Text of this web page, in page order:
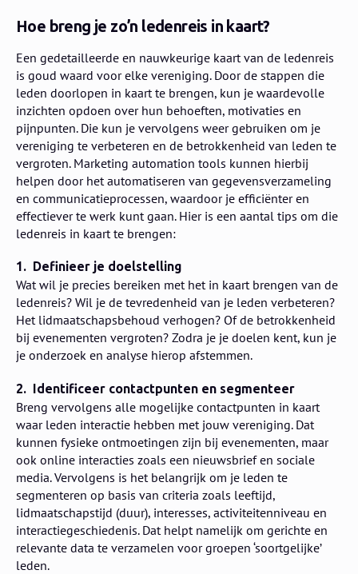
Hoe breng je zo’n ledenreis in kaart?
Een gedetailleerde en nauwkeurige kaart van de ledenreis
is goud waard voor elke vereniging. Door de stappen die
leden doorlopen in kaart te brengen, kun je waardevolle
inzichten opdoen over hun behoeften, motivaties en
pijnpunten. Die kun je vervolgens weer gebruiken om je
vereniging te verbeteren en de betrokkenheid van leden te
vergroten. Marketing automation tools kunnen hierbij
helpen door het automatiseren van gegevensverzameling
en communicatieprocessen, waardoor je efficiënter en
effectiever te werk kunt gaan. Hier is een aantal tips om die
ledenreis in kaart te brengen:
1. Definieer je doelstelling
Wat wil je precies bereiken met het in kaart brengen van de
ledenreis? Wil je de tevredenheid van je leden verbeteren?
Het lidmaatschapsbehoud verhogen? Of de betrokkenheid
bij evenementen vergroten? Zodra je je doelen kent, kun je
je onderzoek en analyse hierop afstemmen.
2. Identificeer contactpunten en segmenteer
Breng vervolgens alle mogelijke contactpunten in kaart
waar leden interactie hebben met jouw vereniging. Dat
kunnen fysieke ontmoetingen zijn bij evenementen, maar
ook online interacties zoals een nieuwsbrief en sociale
media. Vervolgens is het belangrijk om je leden te
segmenteren op basis van criteria zoals leeftijd,
lidmaatschapstijd (duur), interesses, activiteitenniveau en
interactiegeschiedenis. Dat helpt namelijk om gerichte en
relevante data te verzamelen voor groepen ‘soortgelijke’
leden.